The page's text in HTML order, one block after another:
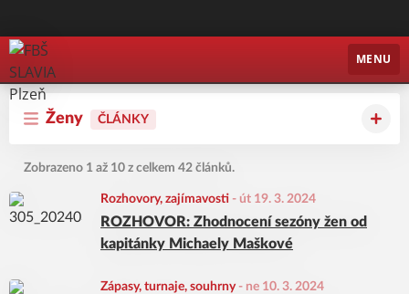
FBŠ SLAVIA Plzeň
MENU
Ženy ČLÁNKY
Zobrazeno 1 až 10 z celkem 42 článků.
Rozhovory, zajímavosti - út 19. 3. 2024
ROZHOVOR: Zhodnocení sezóny žen od
kapitánky Michaely Maškové
Zápasy, turnaje, souhrny - ne 10. 3. 2024